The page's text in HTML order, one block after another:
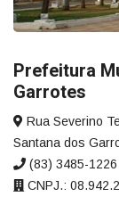
Prefeitura
Garrotes
Rua Severino
Santana dos
(83) 3485-1226
CNPJ.: